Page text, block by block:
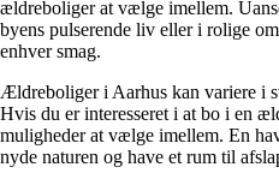
ældreboliger at vælge imellem.
byens pulserende liv eller i rolige
enhver smag.
Ældreboliger i Aarhus kan variere i
Hvis du er interesseret i at bo i en
muligheder at vælge imellem. En
nyde naturen og have et rum til